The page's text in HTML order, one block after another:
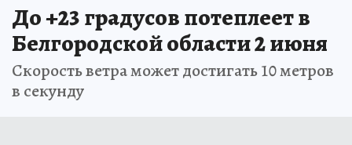
До +23 градусов потеплеет в
Белгородской области 2 июня
Скорость ветра может достигать 10 метров
в секунду